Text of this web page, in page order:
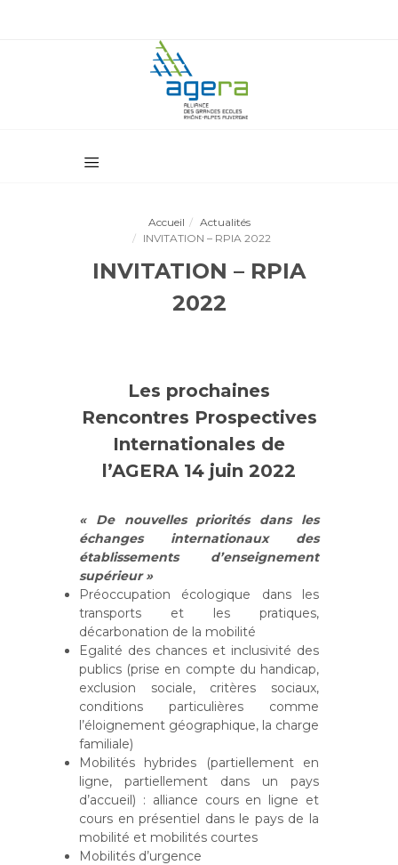
Accueil
Actualités
INVITATION – RPIA 2022
INVITATION – RPIA
2022
Les prochaines
Rencontres Prospectives
Internationales de
l’AGERA 14 juin 2022
« De nouvelles priorités dans les
échanges internationaux des
établissements d’enseignement
supérieur »
Préoccupation écologique dans les
transports et les pratiques,
décarbonation de la mobilité
Egalité des chances et inclusivité des
publics (prise en compte du handicap,
exclusion sociale, critères sociaux,
conditions particulières comme
l’éloignement géographique, la charge
familiale)
Mobilités hybrides (partiellement en
ligne, partiellement dans un pays
d’accueil) : alliance cours en ligne et
cours en présentiel dans le pays de la
mobilité et mobilités courtes
Mobilités d’urgence